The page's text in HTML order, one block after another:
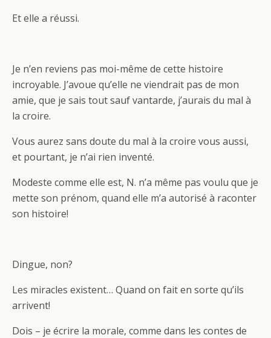
Et elle a réussi.
Je n’en reviens pas moi-même de cette histoire
incroyable. J’avoue qu’elle ne viendrait pas de mon
amie, que je sais tout sauf vantarde, j’aurais du mal à
la croire.
Vous aurez sans doute du mal à la croire vous aussi,
et pourtant, je n’ai rien inventé.
Modeste comme elle est, N. n’a même pas voulu que je
mette son prénom, quand elle m’a autorisé à raconter
son histoire!
Dingue, non?
Les miracles existent… Quand on fait en sorte qu’ils
arrivent!
Dois – je écrire la morale, comme dans les contes de